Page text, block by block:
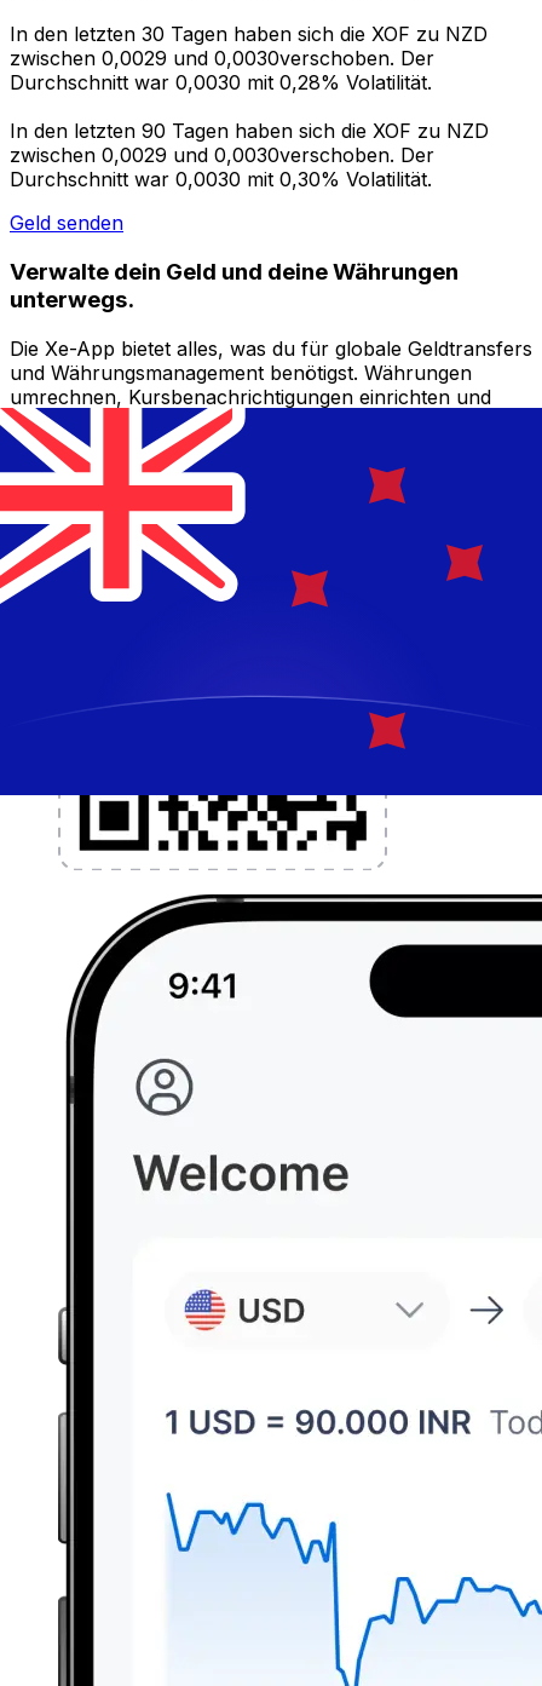
In den letzten 30 Tagen haben sich die XOF zu NZD
zwischen 0,0029 und 0,0030verschoben. Der
Durchschnitt war 0,0030 mit 0,28% Volatilität.
In den letzten 90 Tagen haben sich die XOF zu NZD
zwischen 0,0029 und 0,0030verschoben. Der
Durchschnitt war 0,0030 mit 0,30% Volatilität.
Geld senden
Verwalte dein Geld und deine Währungen
unterwegs.
Die Xe-App bietet alles, was du für globale Geldtransfers
und Währungsmanagement benötigst. Währungen
umrechnen, Kursbenachrichtigungen einrichten und
Geld ins Ausland überweisen, ohne versteckte
Gebühren. Heute herunterladen!